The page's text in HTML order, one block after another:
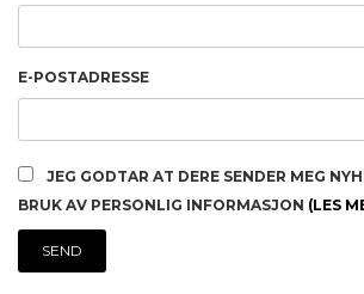
E-POSTADRESSE
JEG GODTAR AT DERE SENDER MEG
BRUK AV PERSONLIG INFORMASJON (LES